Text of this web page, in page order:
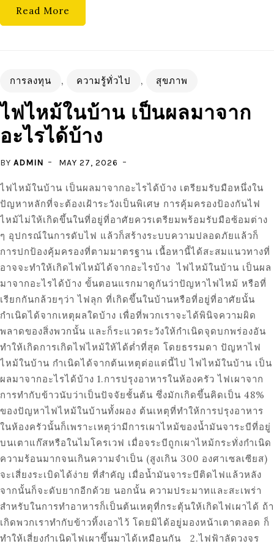
Read More
การลงทุน , ความรู้ทั่วไป , สุขภาพ
ไฟไหม้ในบ้าน เป็นผลมาจาก
อะไรได้บ้าง
BY ADMIN MAY 27, 2026
ไฟไหม้ในบ้าน เป็นผลมาจากอะไรได้บ้าง เตรียมรับมือหนึ่งใน
ปัญหาหลักที่จะต้องเฝ้าระวังเป็นพิเศษ การคุ้มครองป้องกันไฟ
ไหม้ไม่ให้เกิดขึ้นในที่อยู่ที่อาศัยควรเตรียมพร้อมรับมือซ้อมต่าง
ๆ อุปกรณ์ในการดับไฟ แล้วก็สร้างระบบความปลอดภัยแล้วก็
การปกป้องคุ้มครองที่ตามมาตรฐาน เนื้อหานี้ได้สะสมแนวทางที่
อาจจะทำให้เกิดไฟไหม้ได้จากอะไรบ้าง ไฟไหม้ในบ้าน เป็นผล
มาจากอะไรได้บ้าง ขั้นตอนแรกมาดูกันว่าปัญหาไฟไหม้ หรือที่
เรียกกันกล้วยๆว่า ไฟลุก ที่เกิดขึ้นในบ้านหรือที่อยู่ที่อาศัยนั้น
กำเนิดได้จากเหตุผลใดบ้าง เพื่อที่พวกเราจะได้พินิจความผิด
พลาดของสิ่งพวกนั้น และก็ระแวดระวังให้กำเนิดจุดบกพร่องอัน
ทำให้เกิดการเกิดไฟไหม้ให้ได้ต่ำที่สุด โดยธรรมดา ปัญหาไฟ
ไหม้ในบ้าน กำเนิดได้จากต้นเหตุต่อแต่นี้ไป ไฟไหม้ในบ้าน เป็น
ผลมาจากอะไรได้บ้าง 1.การปรุงอาหารในห้องครัว ไฟเผาจาก
การทำกับข้าวนับว่าเป็นปัจจัยชั้นต้น ซึ่งมักเกิดขึ้นคิดเป็น 48%
ของปัญหาไฟไหม้ในบ้านทั้งผอง ต้นเหตุที่ทำให้การปรุงอาหาร
ในห้องครัวนั้นก็เพราะเหตุว่ามีการเผาไหม้ของน้ำมันจาระบีที่อยู่
บนเตาแก๊สหรือในไมโครเวฟ เมื่อจระบีถูกเผาไหม้กระทั่งกำเนิด
ความร้อนมากจนเกินความจำเป็น (สูงเกิน 300 องศาเซลเซียส)
จะเสี่ยงระเบิดได้ง่าย ที่สำคัญ เมื่อน้ำมันจาระบีติดไฟแล้วหลัง
จากนั้นก็จะดับยากอีกด้วย นอกนั้น ความประมาทและสะเพร่า
สำหรับในการทำอาหารก็เป็นต้นเหตุที่กระตุ้นให้เกิดไฟเผาได้ ถ้า
เกิดพวกเราทำกับข้าวทิ้งเอาไว้ โดยมิได้อยู่มองหน้าเตาตลอด ก็
ทำให้เสี่ยงกำเนิดไฟเผาขึ้นมาได้เหมือนกัน 2.ไฟฟ้าลัดวงจร